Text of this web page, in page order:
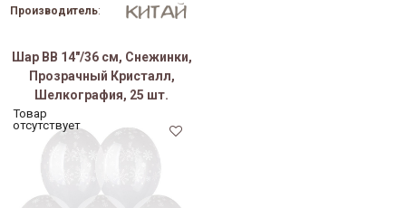
Производитель:
Шар ВВ 14"/36 см, Снежинки,
Прозрачный Кристалл,
Шелкография, 25 шт.
Товар
отсутствует